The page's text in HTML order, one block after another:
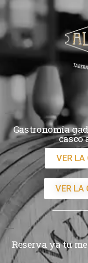
Gastronomía
casco
VER LA
VER LA
Reserva ya tu